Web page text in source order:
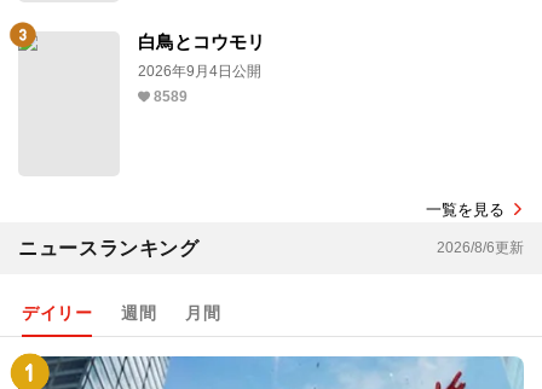
白鳥とコウモリ
2026年9月4日公開
8589
一覧を見る
ニュースランキング 2026/8/6更新
デイリー 週間 月間